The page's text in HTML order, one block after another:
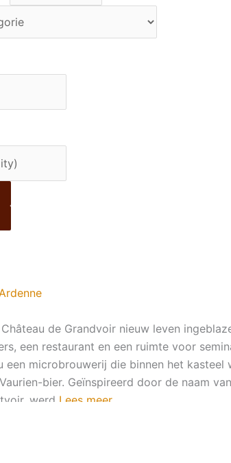
de Grandvoir nieuw leven
een restaurant en een ruimte voor
een microbrouwerij die binnen het kasteel
bier. Geïnspireerd door de naam
werd Lees meer ...